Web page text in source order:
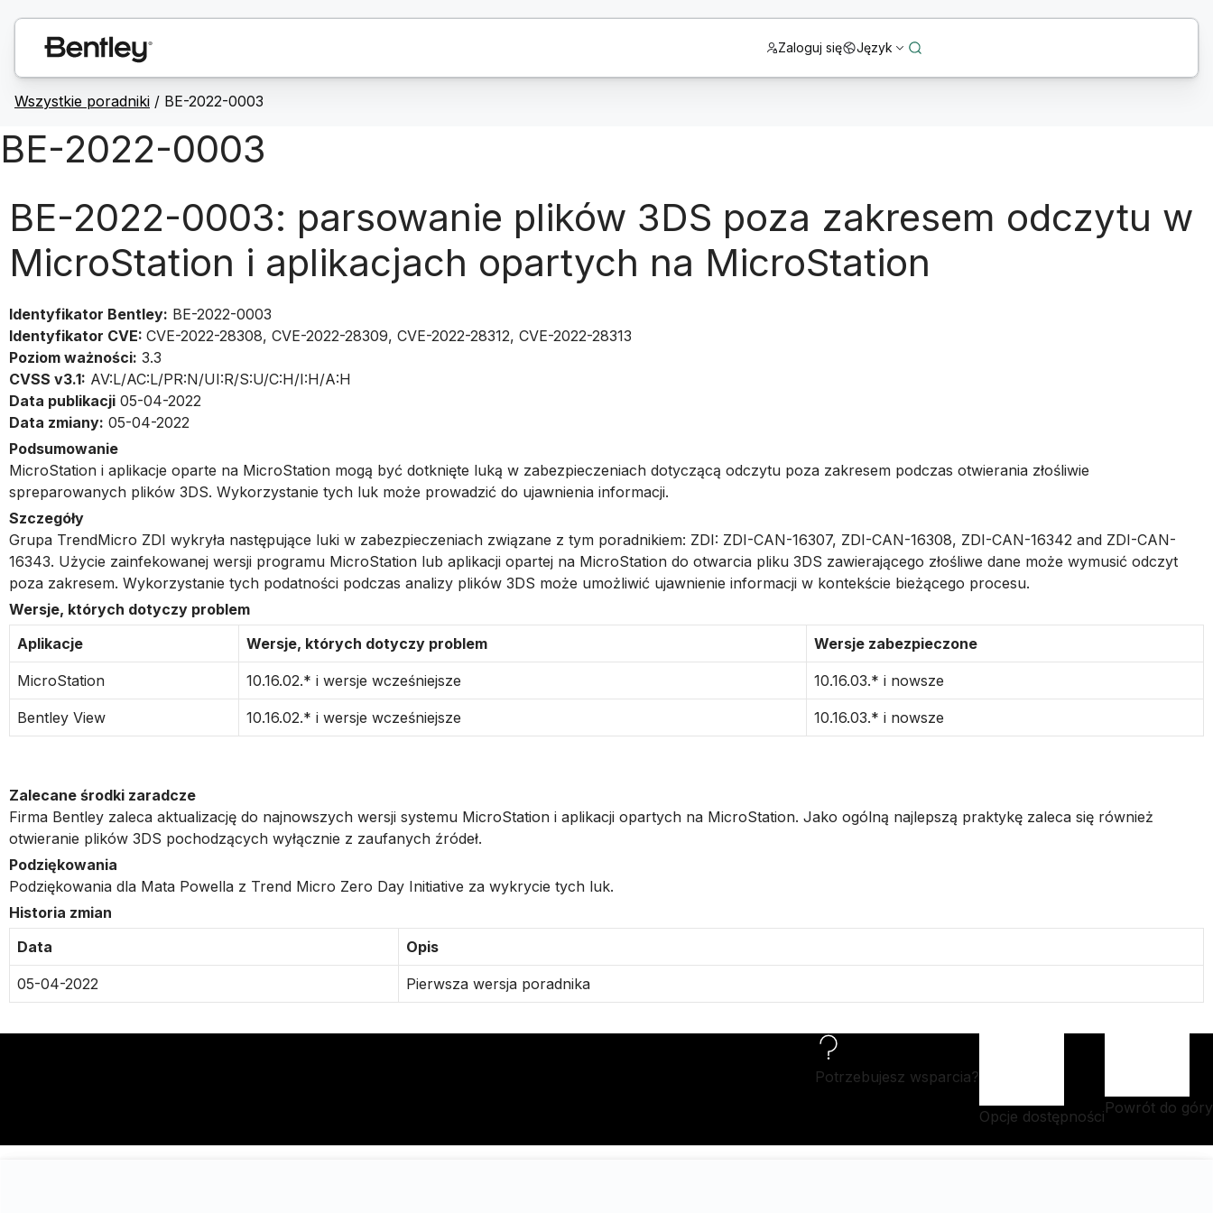
Zaloguj się Język
Wszystkie poradniki / BE-2022-0003
BE-2022-0003
BE-2022-0003: parsowanie plików 3DS poza zakresem odczytu w
MicroStation i aplikacjach opartych na MicroStation
Identyfikator Bentley: BE-2022-0003
Identyfikator CVE: CVE-2022-28308, CVE-2022-28309, CVE-2022-28312, CVE-2022-28313
Poziom ważności: 3.3
CVSS v3.1: AV:L/AC:L/PR:N/UI:R/S:U/C:H/I:H/A:H
Data publikacji 05-04-2022
Data zmiany: 05-04-2022
Podsumowanie
MicroStation i aplikacje oparte na MicroStation mogą być dotknięte luką w zabezpieczeniach dotyczącą odczytu poza zakresem podczas otwierania złośliwie
spreparowanych plików 3DS. Wykorzystanie tych luk może prowadzić do ujawnienia informacji.
Szczegóły
Grupa TrendMicro ZDI wykryła następujące luki w zabezpieczeniach związane z tym poradnikiem: ZDI: ZDI-CAN-16307, ZDI-CAN-16308, ZDI-CAN-16342 and ZDI-CAN-
16343. Użycie zainfekowanej wersji programu MicroStation lub aplikacji opartej na MicroStation do otwarcia pliku 3DS zawierającego złośliwe dane może wymusić odczyt
poza zakresem. Wykorzystanie tych podatności podczas analizy plików 3DS może umożliwić ujawnienie informacji w kontekście bieżącego procesu.
Wersje, których dotyczy problem
Aplikacje
Wersje, których dotyczy problem Wersje zabezpieczone
MicroStation 10.16.02.* i wersje wcześniejsze 10.16.03.* i nowsze
Bentley View 10.16.02.* i wersje wcześniejsze 10.16.03.* i nowsze
Zalecane środki zaradcze
Firma Bentley zaleca aktualizację do najnowszych wersji systemu MicroStation i aplikacji opartych na MicroStation. Jako ogólną najlepszą praktykę zaleca się również
otwieranie plików 3DS pochodzących wyłącznie z zaufanych źródeł.
Podziękowania
Podziękowania dla Mata Powella z Trend Micro Zero Day Initiative za wykrycie tych luk.
Historia zmian
Data
Opis
05-04-2022 Pierwsza wersja poradnika
Potrzebujesz wsparcia?
Opcje dostępnościPowrót do góry